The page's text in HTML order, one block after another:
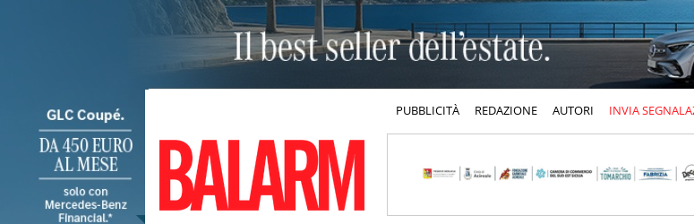
PUBBLICITÀ REDAZIONE AUTORI INVIA